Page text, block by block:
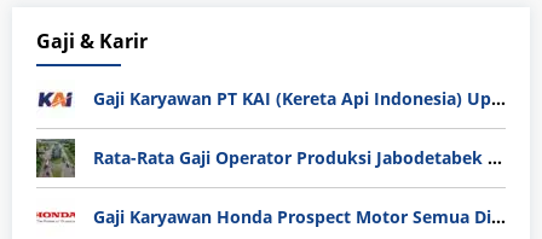
Gaji & Karir
Gaji Karyawan PT KAI (Kereta Api Indonesia) Update 2025
Rata-Rata Gaji Operator Produksi Jabodetabek 2025: Bedah Tuntas UMK, Lemburan, dan Realita Hidup Buruh
Gaji Karyawan Honda Prospect Motor Semua Divisi